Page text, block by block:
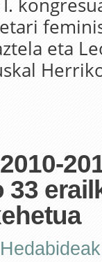
eta
33
Hedabideak